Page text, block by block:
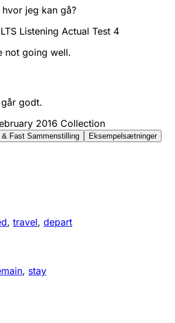
jeg kan gå?
Listening Actual Test 4
not going well.
godt.
2016 Collection
& Fast Sammenstilling
Eksempelsætninger
, travel, depart
, stay